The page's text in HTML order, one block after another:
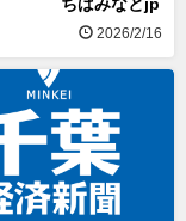
ちばみなとjp
2026/2/16